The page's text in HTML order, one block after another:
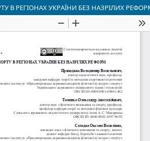
В РЕГІОНАХ УКРАЇНИ БЕЗ НАЗРІЛИХ